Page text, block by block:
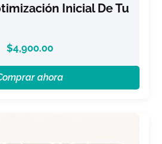
Inicial De Tu
$4,900.00
ahora